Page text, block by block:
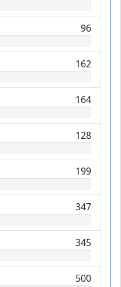
96
162
164
128
199
347
345
500